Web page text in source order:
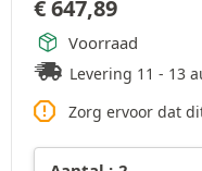
€647,89
Voorraad
Levering 11 - 13
Zorg ervoor dat